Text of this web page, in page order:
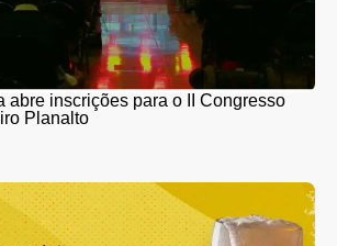
abre inscrições para o II Congresso
Planalto